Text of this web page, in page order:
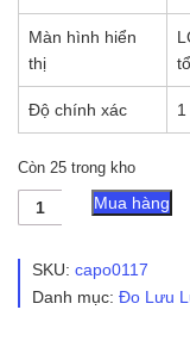
Màn hình hiển
thị
Độ chính xác
Còn 25 trong kho
Đồng
Hồ
Lưu
Hơi
Mua hàng
SKU: capo0117
Danh mục: Đo Lưu